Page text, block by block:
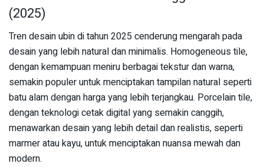
(2025)
Tren desain ubin di tahun 2025 cenderung mengarah pada
desain yang lebih natural dan minimalis. Homogeneous tile,
dengan kemampuan meniru berbagai tekstur dan warna,
semakin populer untuk menciptakan tampilan natural seperti
batu alam dengan harga yang lebih terjangkau. Porcelain tile,
dengan teknologi cetak digital yang semakin canggih,
menawarkan desain yang lebih detail dan realistis, seperti
marmer atau kayu, untuk menciptakan nuansa mewah dan
modern.